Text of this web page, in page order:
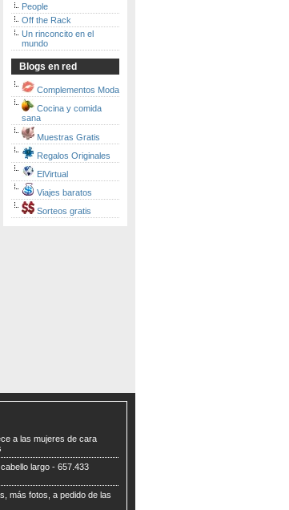
People
Off the Rack
Un rinconcito en el
mundo
Blogs en red
Complementos Moda
Cocina y comida
sana
Muestras Gratis
Regalos Originales
ElVirtual
Viajes baratos
Sorteos gratis
a las mujeres de cara
largo - 657.433
más fotos, a pedido de las